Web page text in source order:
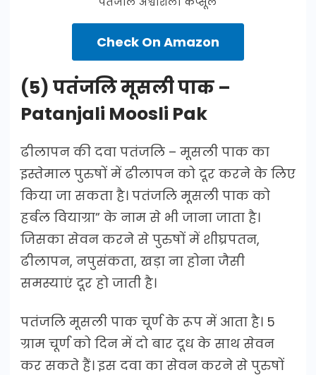
Check On Amazon
(5) पतंजलि मूसली पाक –
Patanjali Moosli Pak
ढीलापन की दवा पतंजलि – मूसली पाक का
इस्तेमाल पुरुषों में ढीलापन को दूर करने के लिए
किया जा सकता है। पतंजलि मूसली पाक को
हर्बल वियाग्रा” के नाम से भी जाना जाता है।
जिसका सेवन करने से पुरुषों में शीघ्रपतन,
ढीलापन, नपुसंकता, खड़ा ना होना जैसी
समस्याएं दूर हो जाती है।
पतंजलि मूसली पाक चूर्ण के रूप में आता है। 5
ग्राम चूर्ण को दिन में दो बार दूध के साथ सेवन
कर सकते हैं। इस दवा का सेवन करने से पुरुषों